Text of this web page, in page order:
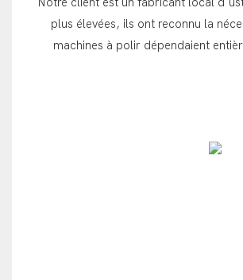
plus élevées, ils ont reconnu la
machines à polir dépendaient